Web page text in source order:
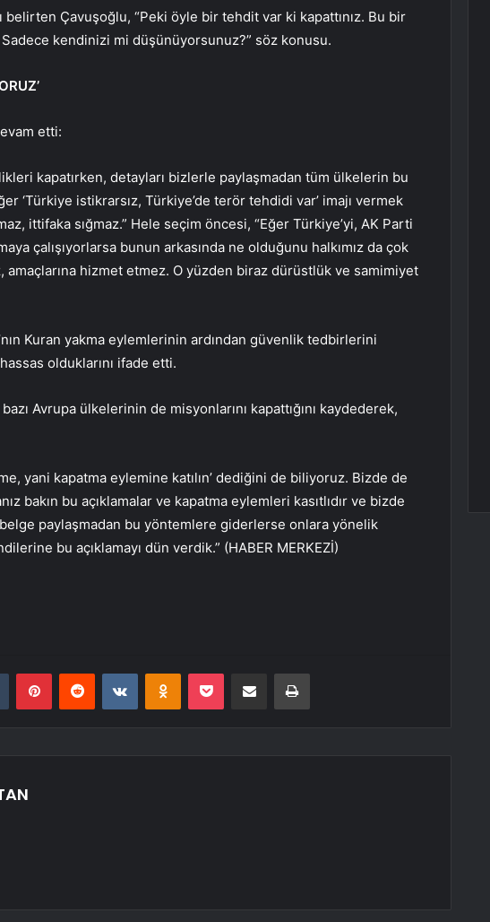
belirten Çavuşoğlu, “Peki öyle bir tehdit var ki kapattınız. Bu bir
kendinizi mi düşünüyorsunuz?” söz konusu.
etti:
kapatırken, detayları bizlerle paylaşmadan tüm ülkelerin bu
‘Türkiye istikrarsız, Türkiye’de terör tehdidi var’ imajı vermek
ittifaka sığmaz.” Hele seçim öncesi, “Eğer Türkiye’yi, AK Parti
çalışıyorlarsa bunun arkasında ne olduğunu halkımız da çok
amaçlarına hizmet etmez. O yüzden biraz dürüstlük ve samimiyet
Kuran yakma eylemlerinin ardından güvenlik tedbirlerini
olduklarını ifade etti.
Avrupa ülkelerinin de misyonlarını kapattığını kaydederek,
yani kapatma eylemine katılın’ dediğini de biliyoruz. Bizde de
bakın bu açıklamalar ve kapatma eylemleri kasıtlıdır ve bizde
belge paylaşmadan bu yöntemlere giderlerse onlara yönelik
bu açıklamayı dün verdik.” (HABER MERKEZİ)
Tumblr PinterestReddit VKontakteOdnoklassniki
Pocket E-Posta ile paylaş Yazdır